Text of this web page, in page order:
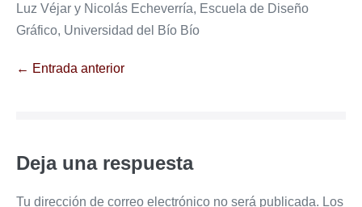
Luz Véjar y Nicolás Echeverría, Escuela de Diseño
Gráfico, Universidad del Bío Bío
Navegación
← Entrada anterior
Deja una respuesta
Tu dirección de correo electrónico no será publicada. Los